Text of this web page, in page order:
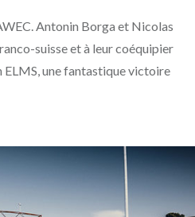
Antonin Borga et Nicolas
suisse et à leur coéquipier
ELMS, une fantastique victoire